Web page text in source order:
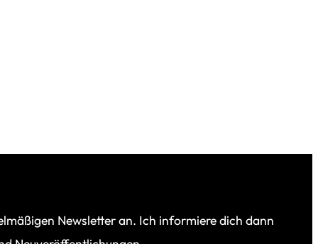
Newsletter an. Ich informiere dich dann